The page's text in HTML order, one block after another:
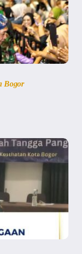
Bogor